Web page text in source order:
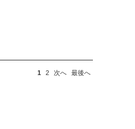
1 2 次へ 最後へ